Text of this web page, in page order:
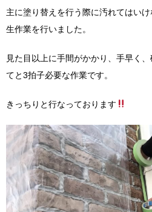
主に塗り替えを行う際に汚れてはい
生作業を行いました。
見た目以上に手間がかかり、手早く
てと3拍子必要な作業です。
きっちりと行なっております